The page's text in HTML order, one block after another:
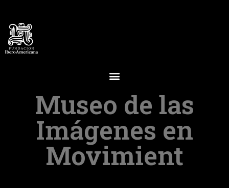
Museo de las
Imágenes en
Movimient